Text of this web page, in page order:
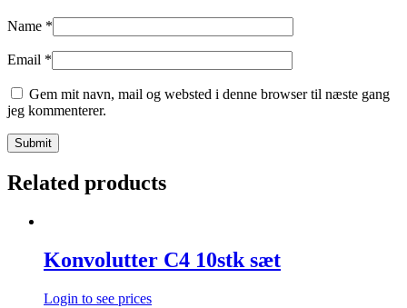
Name *
Email *
Gem mit navn, mail og websted i denne browser til næste gang
jeg kommenterer.
Related products
Konvolutter C4 10stk sæt
Login to see prices